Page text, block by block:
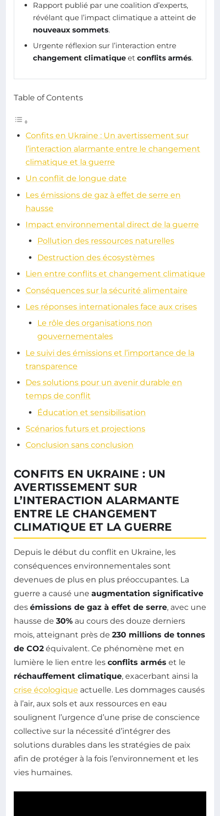
Rapport publié par une coalition d’experts,
révélant que l’impact climatique a atteint de
nouveaux sommets.
Urgente réflexion sur l’interaction entre
changement climatique et conflits armés.
Table of Contents
Confits en Ukraine : Un avertissement sur
l’interaction alarmante entre le changement
climatique et la guerre
Un conflit de longue date
Les émissions de gaz à effet de serre en
hausse
Impact environnemental direct de la guerre
Pollution des ressources naturelles
Destruction des écosystèmes
Lien entre conflits et changement climatique
Conséquences sur la sécurité alimentaire
Les réponses internationales face aux crises
Le rôle des organisations non
gouvernementales
Le suivi des émissions et l’importance de la
transparence
Des solutions pour un avenir durable en
temps de conflit
Éducation et sensibilisation
Scénarios futurs et projections
Conclusion sans conclusion
CONFITS EN UKRAINE : UN
AVERTISSEMENT SUR
L’INTERACTION ALARMANTE
ENTRE LE CHANGEMENT
CLIMATIQUE ET LA GUERRE
Depuis le début du conflit en Ukraine, les
conséquences environnementales sont
devenues de plus en plus préoccupantes. La
guerre a causé une augmentation significative
des émissions de gaz à effet de serre, avec une
hausse de 30% au cours des douze derniers
mois, atteignant près de 230 millions de tonnes
de CO2 équivalent. Ce phénomène met en
lumière le lien entre les conflits armés et le
réchauffement climatique, exacerbant ainsi la
crise écologique actuelle. Les dommages causés
à l’air, aux sols et aux ressources en eau
soulignent l’urgence d’une prise de conscience
collective sur la nécessité d’intégrer des
solutions durables dans les stratégies de paix
afin de protéger à la fois l’environnement et les
vies humaines.